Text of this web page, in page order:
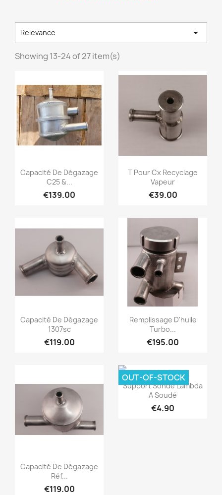
Relevance 
Showing 13-24 of 27 item(s)
Quick view
Capacité De Dégazage
C25 &...
€139.00
Quick view
T Pour Cx Recyclage
Vapeur
€39.00
Quick view
Capacité De Dégazage
1307sc
€119.00
Quick view
Remplissage D'huile
Turbo...
€195.00
Quick view
Capacité De Dégazage
Réf...
€119.00
Quick view
Support Sonde Lambda
A Soudé
€4.90
OUT-OF-STOCK